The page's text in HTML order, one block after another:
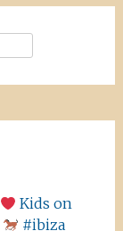
Kids on
#ibiza